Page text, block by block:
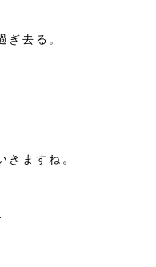
ぎ去る。
きますね。